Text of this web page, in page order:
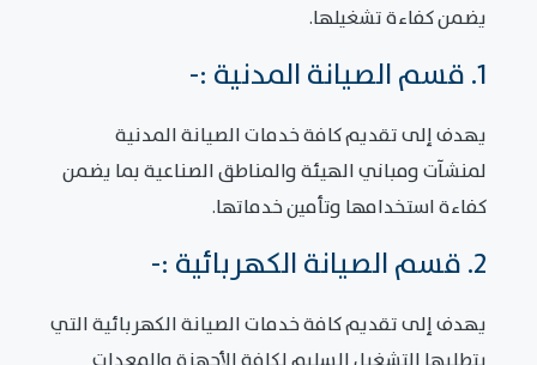
يضمن كفاءة تشغيلها.
1. قسم الصيانة المدنية :-
يهدف إلى تقديم كافة خدمات الصيانة المدنية
لمنشآت ومباني الهيئة والمناطق الصناعية بما يضمن
كفاءة استخدامها وتأمين خدماتها.
2. قسم الصيانة الكهربائية :-
يهدف إلى تقديم كافة خدمات الصيانة الكهربائية التي